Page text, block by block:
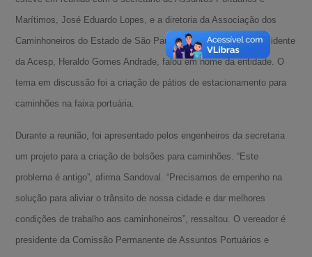
Marítimos, José Eduardo Lopes, e a diretoria da Associação dos
Caminhoneiros do Estado de São Paulo (Acesp). O diretor-presidente
da Acesp, Heraldo Gomes Andrade, falou em nome da entidade. O
tema em discussão foi a criação de pátios de estacionamento para
caminhões na faixa portuária.
Durante a reunião, foi apresentado pelos engenheiros da secretaria
um projeto para a criação de bolsões para caminhões. “Este
problema é antigo”, afirma Sandoval. “Precisamos de empenho na
solução para aliviar o trânsito de nossa cidade e dar melhores
condições de trabalho aos caminhoneiros”, ressaltou. O vereador é
presidente da Comissão Permanente de Assuntos Portuários e